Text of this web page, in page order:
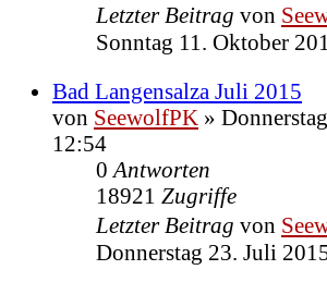
Letzter Beitrag von
Sonntag 11. Oktober
Bad Langensalza Juli 2015
von SeewolfPK »
12:54
0 Antworten
18921 Zugriffe
Letzter Beitrag von
Donnerstag 23. Juli